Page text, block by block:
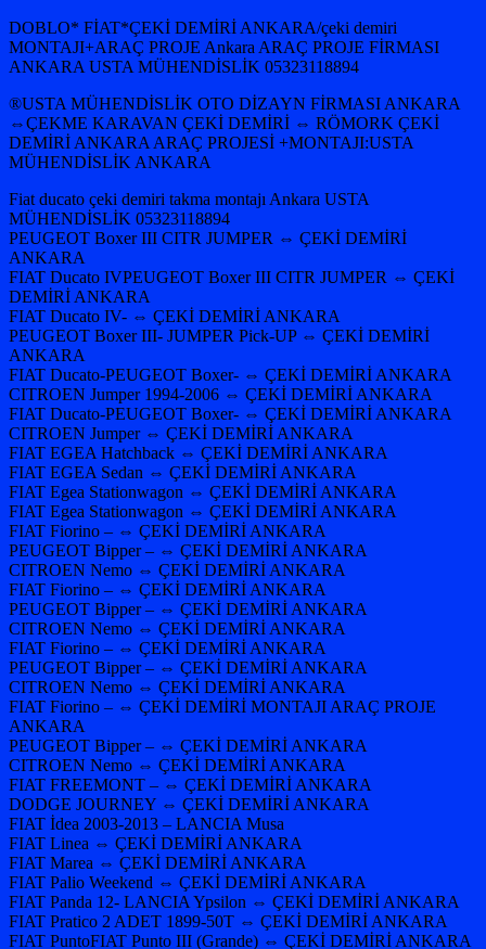
DOBLO* FİAT*ÇEKİ DEMİRİ ANKARA/çeki demiri
MONTAJI+ARAÇ PROJE Ankara ARAÇ PROJE FİRMASI
ANKARA USTA MÜHENDİSLİK 05323118894
®USTA MÜHENDİSLİK OTO DİZAYN FİRMASI ANKARA
⇔ÇEKME KARAVAN ÇEKİ DEMİRİ ⇔ RÖMORK ÇEKİ
DEMİRİ ANKARA ARAÇ PROJESİ +MONTAJI:USTA
MÜHENDİSLİK ANKARA
Fiat ducato çeki demiri takma montajı Ankara USTA
MÜHENDİSLİK 05323118894
PEUGEOT Boxer III CITR JUMPER ⇔ ÇEKİ DEMİRİ
ANKARA
FIAT Ducato IVPEUGEOT Boxer III CITR JUMPER ⇔ ÇEKİ
DEMİRİ ANKARA
FIAT Ducato IV- ⇔ ÇEKİ DEMİRİ ANKARA
PEUGEOT Boxer III- JUMPER Pick-UP ⇔ ÇEKİ DEMİRİ
ANKARA
FIAT Ducato-PEUGEOT Boxer- ⇔ ÇEKİ DEMİRİ ANKARA
CITROEN Jumper 1994-2006 ⇔ ÇEKİ DEMİRİ ANKARA
FIAT Ducato-PEUGEOT Boxer- ⇔ ÇEKİ DEMİRİ ANKARA
CITROEN Jumper ⇔ ÇEKİ DEMİRİ ANKARA
FIAT EGEA Hatchback ⇔ ÇEKİ DEMİRİ ANKARA
FIAT EGEA Sedan ⇔ ÇEKİ DEMİRİ ANKARA
FIAT Egea Stationwagon ⇔ ÇEKİ DEMİRİ ANKARA
FIAT Egea Stationwagon ⇔ ÇEKİ DEMİRİ ANKARA
FIAT Fiorino – ⇔ ÇEKİ DEMİRİ ANKARA
PEUGEOT Bipper – ⇔ ÇEKİ DEMİRİ ANKARA
CITROEN Nemo ⇔ ÇEKİ DEMİRİ ANKARA
FIAT Fiorino – ⇔ ÇEKİ DEMİRİ ANKARA
PEUGEOT Bipper – ⇔ ÇEKİ DEMİRİ ANKARA
CITROEN Nemo ⇔ ÇEKİ DEMİRİ ANKARA
FIAT Fiorino – ⇔ ÇEKİ DEMİRİ ANKARA
PEUGEOT Bipper – ⇔ ÇEKİ DEMİRİ ANKARA
CITROEN Nemo ⇔ ÇEKİ DEMİRİ ANKARA
FIAT Fiorino – ⇔ ÇEKİ DEMİRİ MONTAJI ARAÇ PROJE
ANKARA
PEUGEOT Bipper – ⇔ ÇEKİ DEMİRİ ANKARA
CITROEN Nemo ⇔ ÇEKİ DEMİRİ ANKARA
FIAT FREEMONT – ⇔ ÇEKİ DEMİRİ ANKARA
DODGE JOURNEY ⇔ ÇEKİ DEMİRİ ANKARA
FIAT İdea 2003-2013 – LANCIA Musa
FIAT Linea ⇔ ÇEKİ DEMİRİ ANKARA
FIAT Marea ⇔ ÇEKİ DEMİRİ ANKARA
FIAT Palio Weekend ⇔ ÇEKİ DEMİRİ ANKARA
FIAT Panda 12- LANCIA Ypsilon ⇔ ÇEKİ DEMİRİ ANKARA
FIAT Pratico 2 ADET 1899-50T ⇔ ÇEKİ DEMİRİ ANKARA
FIAT PuntoFIAT Punto III (Grande) ⇔ ÇEKİ DEMİRİ ANKARA